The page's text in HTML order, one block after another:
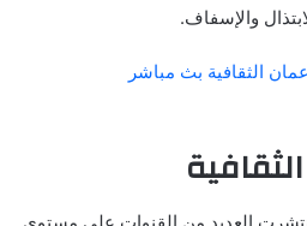
والإسفاف.
الثقافية بث مباشر